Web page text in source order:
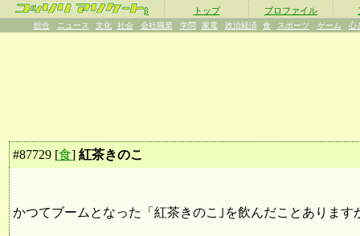
β トップ プロファイル
総合 ニュース 文化 社会 会社職業 学問 家電 政治経済 食 スポーツ ゲーム 心
#87729 [食] 紅茶きのこ
かつてブームとなった「紅茶きのこ｣を飲んだことあります